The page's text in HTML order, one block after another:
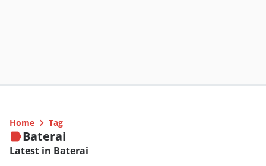
Home Tag
Baterai
Latest in Baterai